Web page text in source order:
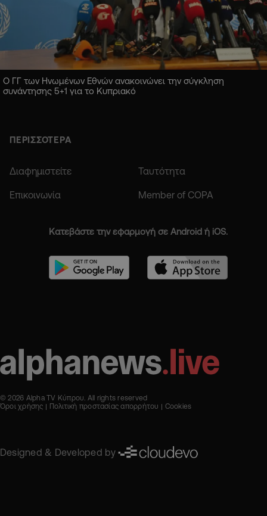
Ο ΓΓ των Ηνωμένων Εθνών ανακοινώνει την σύγκληση
συνάντησης 5+1 για το Κυπριακό
ΠΕΡΙΣΣΟΤΕΡΑ
Διαφημιστείτε Ταυτότητα
Επικοινωνία Member of COPA
Κατεβάστε την εφαρμογή σε Android ή iOS.
© 2026 Alpha TV Κύπρου. All rights reserved
Όροι χρήσης
Πολιτική προστασίας απορρήτου Cookies
Designed & Developed by